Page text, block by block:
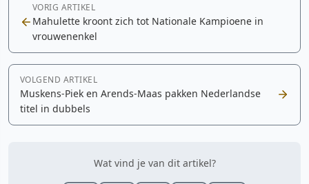
VORIG ARTIKEL
Mahulette kroont zich tot Nationale Kampioene in
vrouwenenkel
VOLGEND ARTIKEL
Muskens-Piek en Arends-Maas pakken Nederlandse
titel in dubbels
Wat vind je van dit artikel?